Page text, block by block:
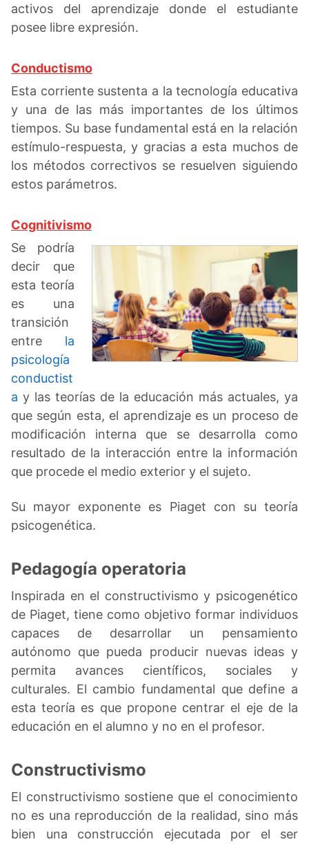
activos del aprendizaje donde el estudiante
posee libre expresión.
Conductismo
Esta corriente sustenta a la tecnología educativa
y una de las más importantes de los últimos
tiempos. Su base fundamental está en la relación
estímulo-respuesta, y gracias a esta muchos de
los métodos correctivos se resuelven siguiendo
estos parámetros.
Cognitivismo
Se podría
decir que
esta teoría
es una
transición
entre la
psicología
conductist
a y las teorías de la educación más actuales, ya
que según esta, el aprendizaje es un proceso de
modificación interna que se desarrolla como
resultado de la interacción entre la información
que procede el medio exterior y el sujeto.
Su mayor exponente es Piaget con su teoría
psicogenética.
Pedagogía operatoria
Inspirada en el constructivismo y psicogenético
de Piaget, tiene como objetivo formar individuos
capaces de desarrollar un pensamiento
autónomo que pueda producir nuevas ideas y
permita avances científicos, sociales y
culturales. El cambio fundamental que define a
esta teoría es que propone centrar el eje de la
educación en el alumno y no en el profesor.
Constructivismo
El constructivismo sostiene que el conocimiento
no es una reproducción de la realidad, sino más
bien una construcción ejecutada por el ser